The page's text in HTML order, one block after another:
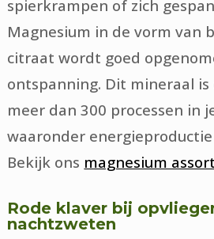
spierkrampen of zich
Magnesium in de vorm van
citraat wordt goed
ontspanning. Dit mineraal
meer dan 300 processen in
waaronder
Bekijk ons magnesium
Rode klaver bij
nachtzweten